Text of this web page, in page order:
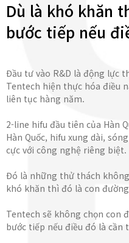
Dù là khó khăn
bước tiếp nếu
Đầu tư vào R&D là động lực
Tentech hiện thực hóa điều
liên tục hàng năm.
2-line hifu đầu tiên của Hàn
Hàn Quốc, hifu xung dài,
cực với công nghệ riêng biệt.
Đó là những thử thách
khó khăn thì đó là con
Tentech sẽ không chọn con
bước tiếp nếu điều đó là cần